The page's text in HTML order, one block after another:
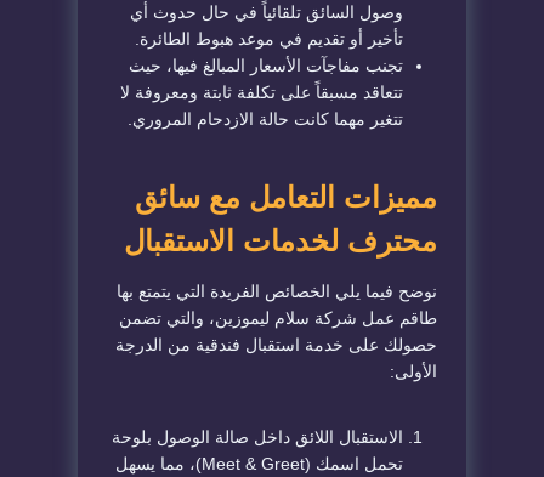
وصول السائق تلقائياً في حال حدوث أي
تأخير أو تقديم في موعد هبوط الطائرة.
تجنب مفاجآت الأسعار المبالغ فيها، حيث
تتعاقد مسبقاً على تكلفة ثابتة ومعروفة لا
تتغير مهما كانت حالة الازدحام المروري.
مميزات التعامل مع سائق
محترف لخدمات الاستقبال
نوضح فيما يلي الخصائص الفريدة التي يتمتع بها
طاقم عمل شركة سلام ليموزين، والتي تضمن
حصولك على خدمة استقبال فندقية من الدرجة
الأولى:
الاستقبال اللائق داخل صالة الوصول بلوحة
تحمل اسمك (Meet & Greet)، مما يسهل